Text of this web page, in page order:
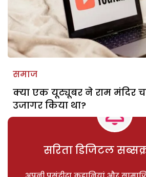
समाज
क्या एक यूट्यूबर ने राम मंदिर
उजागर किया था?
सरिता डिजिटल